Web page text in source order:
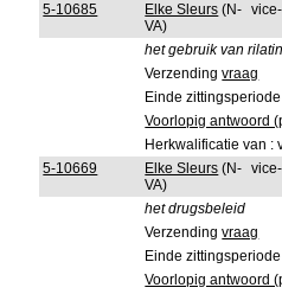
5-10685
Elke Sleurs (N-
VA)
het gebruik van
Verzendingvraag
Einde zittingsperiode
Voorlopig antwoord
Herkwalificatie van :
5-10669
Elke Sleurs (N-
VA)
het drugsbeleid
Verzendingvraag
Einde zittingsperiode
Voorlopig antwoord